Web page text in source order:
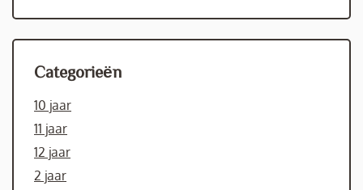
Categorieën
10 jaar
11 jaar
12 jaar
2 jaar